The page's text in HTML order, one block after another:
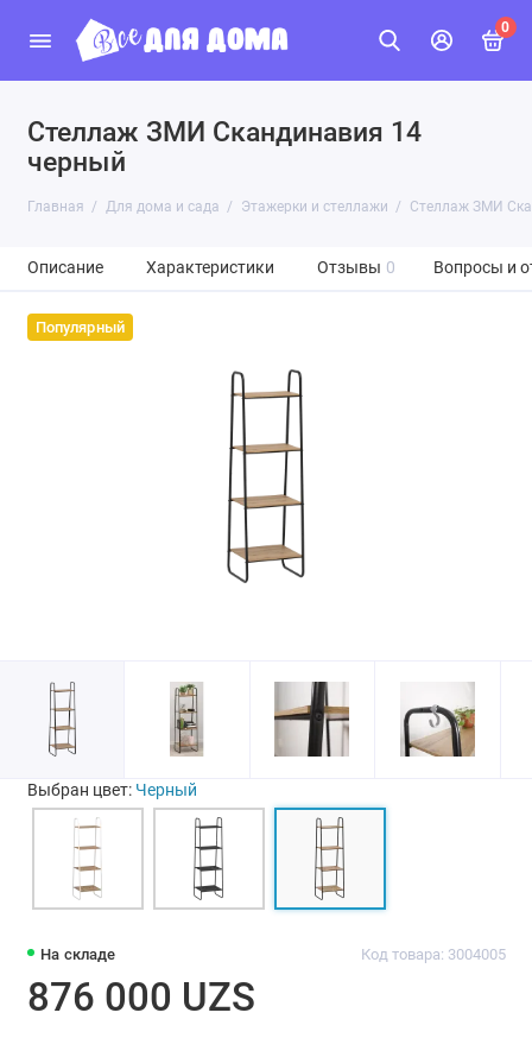
0
Стеллаж ЗМИ Скандинавия 14
черный
Главная Для дома и сада Этажерки и стеллажи Стеллаж ЗМИ
Описание Характеристики Отзывы 0 Вопросы и
Популярный
На складе Код товара: 3004005
876 000 UZS
Выбран цвет: Черный